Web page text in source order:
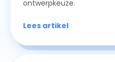
ontwerpkeuze.
Lees artikel